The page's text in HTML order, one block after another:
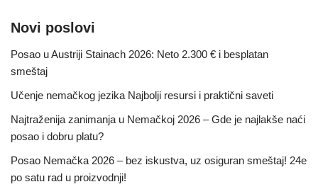
Novi poslovi
Posao u Austriji Stainach 2026: Neto 2.300 € i besplatan
smeštaj
Učenje nemačkog jezika Najbolji resursi i praktični saveti
Najtraženija zanimanja u Nemačkoj 2026 – Gde je najlakše naći
posao i dobru platu?
Posao Nemačka 2026 – bez iskustva, uz osiguran smeštaj! 24e
po satu rad u proizvodnji!